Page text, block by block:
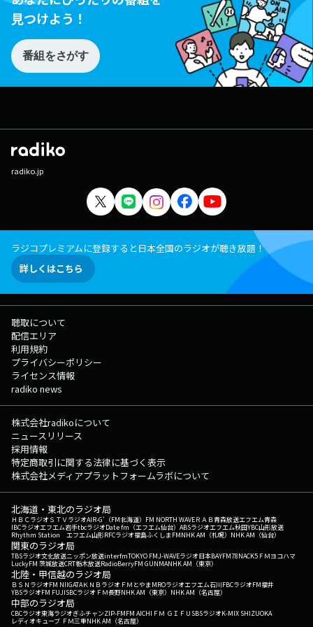
見つけよう！
番組をさがす
radiko.jp
ラジコプレミアムに登録すると日本全国のラジオが聴き放題！
詳しくはこちら
聴取について
配信エリア
利用規約
プライバシーポリシー
ライセンス情報
radiko news
株式会社radikoについて
ニュースリリース
採用情報
特定商取引に関する法律に基づく表示
株式会社メディアプラットフォームラボについて
北海道・東北のラジオ局
ＨＢＣラジオＳＴＶラジオAIR-G'（FM北海道） FM NORTH WAVEＲＡＢ青森放送エフエム青森
IBCラジオエフエム岩手tbcラジオDate fm（エフエム仙台） ABSラジオエフエム秋田YBC山形放送
Rhythm Station エフエム山形RFCラジオ福島ふくしまFMNHK AM（札幌） NHK AM（仙台）
関東のラジオ局
TBSラジオ文化放送ニッポン放送interfmTOKYO FMJ-WAVEラジオ日本BAYFM78NACK5 ＦＭヨコハマ
LuckyFM 茨城放送CRT栃木放送RadioBerryFM GUNMANHK AM（東京）
北陸・甲信越のラジオ局
ＢＳＮラジオFM NIIGATAＫＮＢラジオ ＦＭとやまMROラジオエフエム石川FBCラジオFM福井
YBSラジオFM FUJISBCラジオ ＦＭ長野NHK AM（東京） NHK AM（名古屋）
中部のラジオ局
CBCラジオ東海ラジオぎふチャンZIP-FMFM AICHI ＦＭ ＧＩＦＵ SBSラジオK-MIX SHIZUOKA
レディオキューブ ＦＭ三重NHK AM（名古屋）